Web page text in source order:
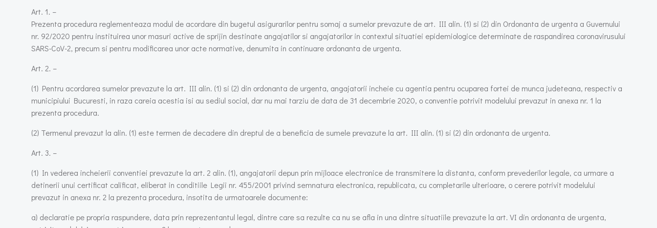
Art. 1. –
Prezenta procedura reglementeaza modul de acordare din bugetul asigurarilor pentru somaj a sumelor prevazute de art. III alin. (1) si (2) din Ordonanta de urgenta a Guvernului
nr. 92/2020 pentru instituirea unor masuri active de sprijin destinate angajatilor si angajatorilor in contextul situatiei epidemiologice determinate de raspandirea coronavirusului
SARS-CoV-2, precum si pentru modificarea unor acte normative, denumita in continuare ordonanta de urgenta.
Art. 2. –
(1) Pentru acordarea sumelor prevazute la art. III alin. (1) si (2) din ordonanta de urgenta, angajatorii incheie cu agentia pentru ocuparea fortei de munca judeteana, respectiv a
municipiului Bucuresti, in raza careia acestia isi au sediul social, dar nu mai tarziu de data de 31 decembrie 2020, o conventie potrivit modelului prevazut in anexa nr. 1 la
prezenta procedura.
(2) Termenul prevazut la alin. (1) este termen de decadere din dreptul de a beneficia de sumele prevazute la art. III alin. (1) si (2) din ordonanta de urgenta.
Art. 3. –
(1) In vederea incheierii conventiei prevazute la art. 2 alin. (1), angajatorii depun prin mijloace electronice de transmitere la distanta, conform prevederilor legale, ca urmare a
detinerii unui certificat calificat, eliberat in conditiile Legii nr. 455/2001 privind semnatura electronica, republicata, cu completarile ulterioare, o cerere potrivit modelului
prevazut in anexa nr. 2 la prezenta procedura, insotita de urmatoarele documente:
a) declaratie pe propria raspundere, data prin reprezentantul legal, dintre care sa rezulte ca nu se afla in una dintre situatiile prevazute la art. VI din ordonanta de urgenta,